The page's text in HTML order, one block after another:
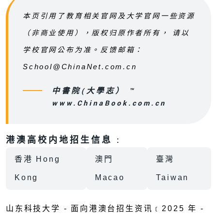
本页引用了教育相关官网及大学官网一些资源
（非商业使用），版权归原作者所有， 请以
学校官网公布为准。反馈邮箱：
School@ChinaNet.com.cn
中書院(大學志） ™
www.ChinaBook.com.cn
港澳高校内地招生信息 :
香港 Hong
Kong
澳門
Macao
臺灣
Taiwan
山东科技大学 - 面向港澳台招生资讯﹝2025 年 -